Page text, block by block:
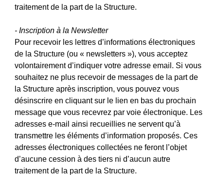
traitement de la part de la Structure.
- Inscription à la Newsletter
Pour recevoir les lettres d’informations électroniques
de la Structure (ou « newsletters »), vous acceptez
volontairement d’indiquer votre adresse email. Si vous
souhaitez ne plus recevoir de messages de la part de
la Structure après inscription, vous pouvez vous
désinscrire en cliquant sur le lien en bas du prochain
message que vous recevrez par voie électronique. Les
adresses e-mail ainsi recueillies ne servent qu’à
transmettre les éléments d’information proposés. Ces
adresses électroniques collectées ne feront l’objet
d’aucune cession à des tiers ni d’aucun autre
traitement de la part de la Structure.